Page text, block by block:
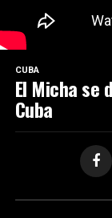
CUBA
El Micha se
Cuba